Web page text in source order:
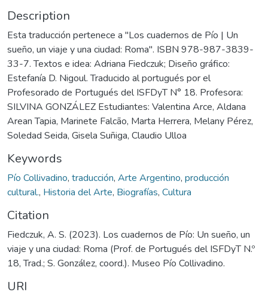
Description
Esta traducción pertenece a "Los cuadernos de Pío | Un
sueño, un viaje y una ciudad: Roma". ISBN 978-987-3839-
33-7. Textos e idea: Adriana Fiedczuk; Diseño gráfico:
Estefanía D. Nigoul. Traducido al portugués por el
Profesorado de Portugués del ISFDyT N° 18. Profesora:
SILVINA GONZÁLEZ Estudiantes: Valentina Arce, Aldana
Arean Tapia, Marinete Falcão, Marta Herrera, Melany Pérez,
Soledad Seida, Gisela Suñiga, Claudio Ulloa
Keywords
Pío Collivadino, traducción, Arte Argentino, producción
cultural., Historia del Arte, Biografías, Cultura
Citation
Fiedczuk, A. S. (2023). Los cuadernos de Pío: Un sueño, un
viaje y una ciudad: Roma (Prof. de Portugués del ISFDyT N.º
18, Trad.; S. González, coord.). Museo Pío Collivadino.
URI